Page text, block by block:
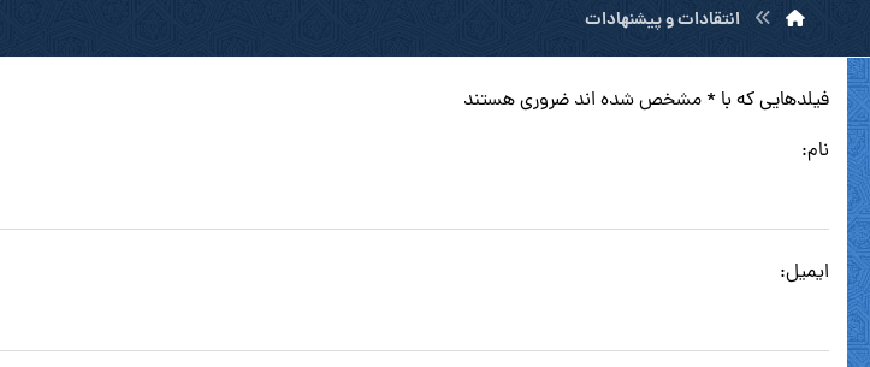
انتقادات و پیشنهادات
فیلدهایی که با * مشخص شده اند ضروری هستند
نام:
ایمیل: